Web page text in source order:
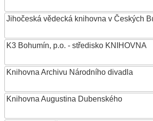
Jihočeská vědecká knihovna v Českých
K3 Bohumín, p.o. - středisko KNIHOVNA
Knihovna Archivu Národního divadla
Knihovna Augustina Dubenského